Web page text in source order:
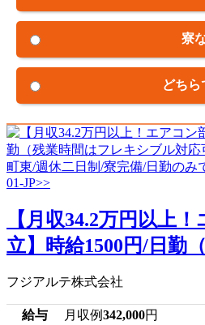
寮
どちら
【月収34.2万円以上
立】時給1500円/日勤
フジアルテ株式会社
給与 月収例342,000円